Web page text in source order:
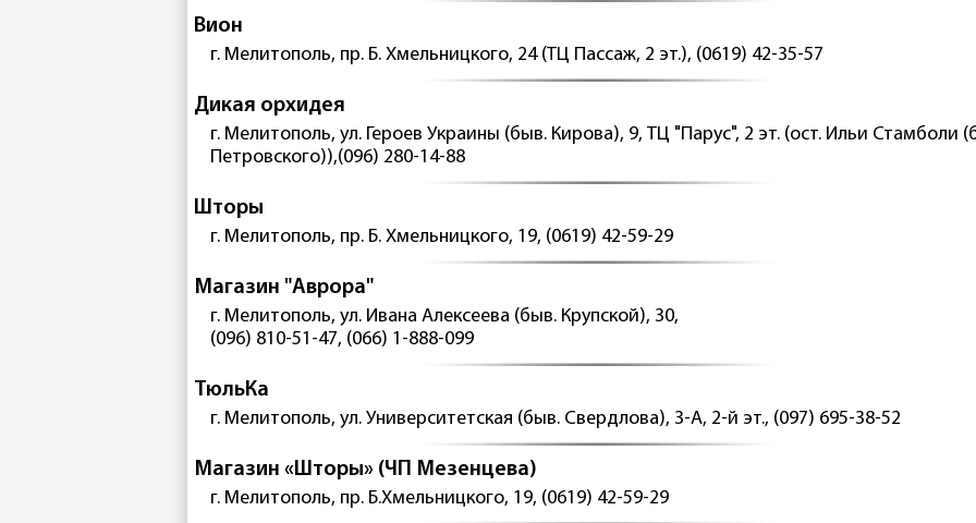
Вион
г. Мелитополь, пр. Б. Хмельницкого, 24 (ТЦ Пассаж, 2 эт.), (0619) 42-35-57
Дикая орхидея
г. Мелитополь, ул. Героев Украины (быв. Кирова), 9, ТЦ "Парус", 2 эт. (ост. Ильи Стамболи
Петровского)),(096) 280-14-88
Шторы
г. Мелитополь, пр. Б. Хмельницкого, 19, (0619) 42-59-29
Магазин "Аврора"
г. Мелитополь, ул. Ивана Алексеева (быв. Крупской), 30,
(096) 810-51-47, (066) 1-888-099
ТюльКа
г. Мелитополь, ул. Университетская (быв. Свердлова), 3-А, 2-й эт., (097) 695-38-52
Магазин «Шторы» (ЧП Мезенцева)
г. Мелитополь, пр. Б.Хмельницкого, 19, (0619) 42-59-29